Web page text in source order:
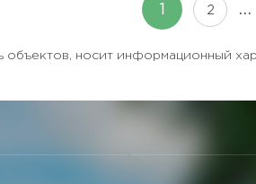
2 …
объектов, носит информационный